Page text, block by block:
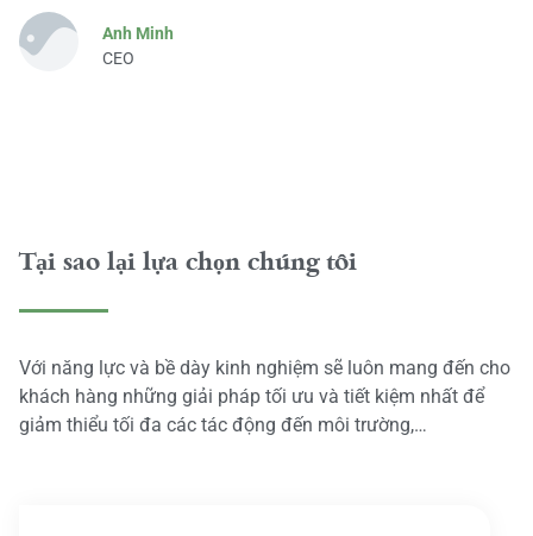
Anh Minh
CEO
Tại sao lại lựa chọn chúng tôi
Với năng lực và bề dày kinh nghiệm sẽ luôn mang đến cho
khách hàng những giải pháp tối ưu và tiết kiệm nhất để
giảm thiểu tối đa các tác động đến môi trường,…